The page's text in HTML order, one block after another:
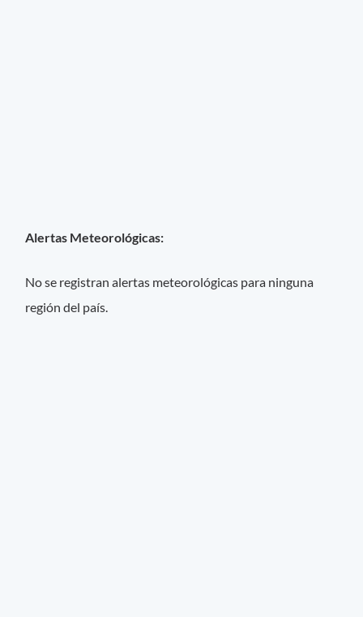
Alertas Meteorológicas:
No se registran alertas meteorológicas para ninguna
región del país.